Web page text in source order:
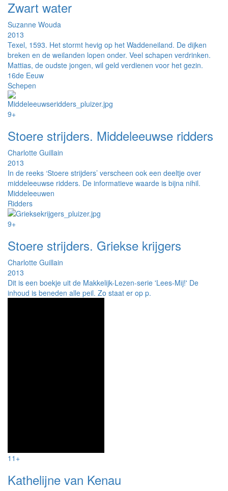
Zwart water
Suzanne Wouda
2013
Texel, 1593. Het stormt hevig op het Waddeneiland. De dijken
breken en de weilanden lopen onder. Veel schapen verdrinken.
Mattias, de oudste jongen, wil geld verdienen voor het gezin.
16de Eeuw
Schepen
9+
Stoere strijders. Middeleeuwse ridders
Charlotte Guillain
2013
In de reeks ‘Stoere strijders’ verscheen ook een deeltje over
middeleeuwse ridders. De informatieve waarde is bijna nihil.
Middeleeuwen
Ridders
9+
Stoere strijders. Griekse krijgers
Charlotte Guillain
2013
Dit is een boekje uit de Makkelijk-Lezen-serie 'Lees-Mij!' De
inhoud is beneden alle peil. Zo staat er op p.
11+
Kathelijne van Kenau